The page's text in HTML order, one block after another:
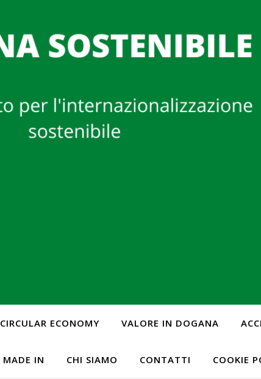
CIRCULAR ECONOMY VALORE IN DOGANA
MADE IN CHI SIAMO CONTATTI COOKIE